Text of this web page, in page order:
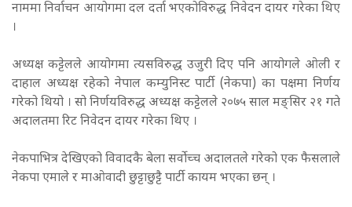
नाममा निर्वाचन आयोगमा दल दर्ता भएकोविरुद्ध निवेदन दायर गरेका थिए
।
अध्यक्ष कट्टेलले आयोगमा त्यसविरुद्ध उजुरी दिए पनि आयोगले ओली र
दाहाल अध्यक्ष रहेको नेपाल कम्युनिस्ट पार्टी (नेकपा) का पक्षमा निर्णय
गरेको थियो । सो निर्णयविरुद्ध अध्यक्ष कट्टेलले २०७५ साल मङ्सिर २१ गते
अदालतमा रिट निवेदन दायर गरेका थिए ।
नेकपाभित्र देखिएको विवादकै बेला सर्वोच्च अदालतले गरेको एक फैसलाले
नेकपा एमाले र माओवादी छुट्टाछुट्टै पार्टी कायम भएका छन् ।